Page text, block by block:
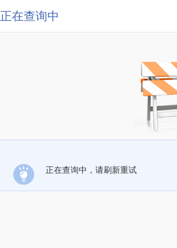
正在查询中
正在查询中，请刷新重试